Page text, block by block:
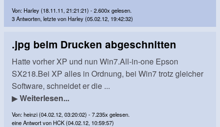
Von: Harley (18.11.11, 21:21:21) - 2.600x gelesen.
3 Antworten, letzte von Harley (05.02.12, 19:42:32)
.jpg beim Drucken abgeschnitten
Hatte vorher XP und nun Win7.All-in-one Epson
SX218.Bei XP alles in Ordnung, bei Win7 trotz gleicher
Software, schneidet er die ...
▶Weiterlesen...
Von: heinzi (04.02.12, 03:20:02) - 7.235x gelesen.
eine Antwort von HCK (04.02.12, 10:59:57)